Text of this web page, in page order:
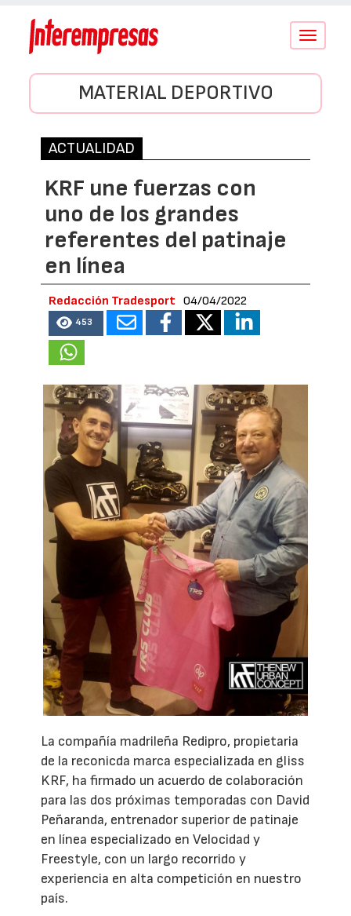
Conmutar
MATERIAL DEPORTIVO
ACTUALIDAD
KRF une fuerzas con
uno de los grandes
referentes del patinaje
en línea
Redacción Tradesport 04/04/2022
453
La compañía madrileña Redipro, propietaria
de la reconicda marca especializada en gliss
KRF, ha firmado un acuerdo de colaboración
para las dos próximas temporadas con David
Peñaranda, entrenador superior de patinaje
en línea especializado en Velocidad y
Freestyle, con un largo recorrido y
experiencia en alta competición en nuestro
país.